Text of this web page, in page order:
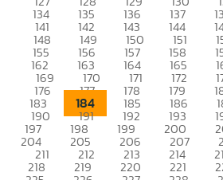
134 135 136 137
141 142 143 144
148 149 150 151
155 156 157 158
162 163 164 165
169 170 171 172
176 177 178 179
183 184 185 186
190 191 192 193
197 198 199 200
204 205 206 207
211 212 213 214
218 219 220 221